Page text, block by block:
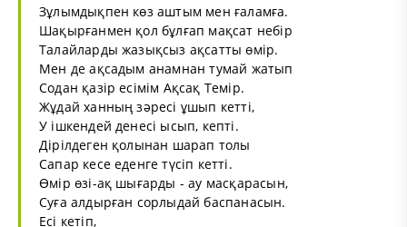
Зұлымдықпен көз аштым мен ғаламға.
Шақырғанмен қол бұлғап мақсат небір
Талайларды жазықсыз ақсатты өмір.
Мен де ақсадым анамнан тумай жатып
Содан қазір есімім Ақсақ Темір.
Жұдай ханның зәресі ұшып кетті,
У ішкендей денесі ысып, кепті.
Дірілдеген қолынан шарап толы
Сапар кесе еденге түсіп кетті.
Өмір өзі-ақ шығарды - ау масқарасын,
Суға алдырған сорлыдай баспанасын.
Есі кетіп,